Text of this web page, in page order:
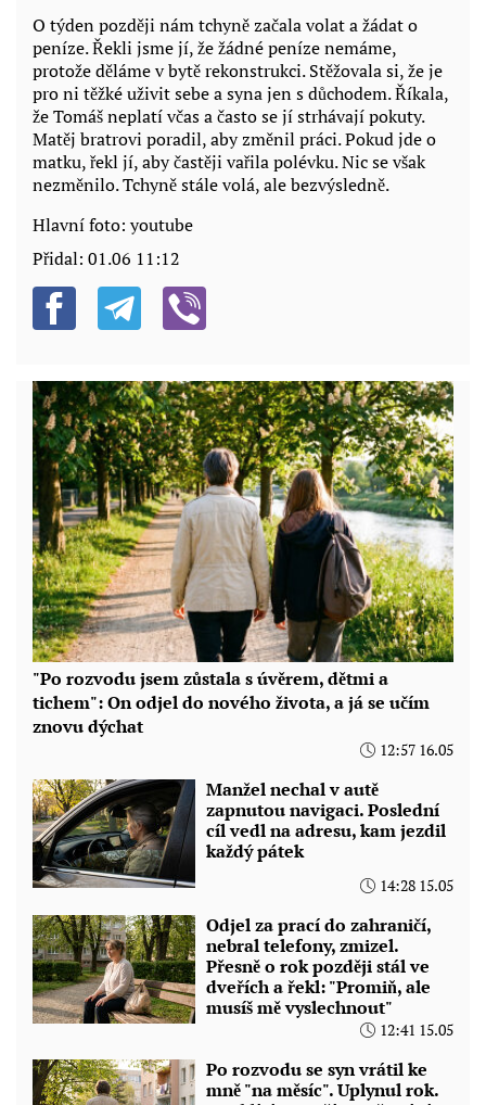
O týden později nám tchyně začala volat a žádat o
peníze. Řekli jsme jí, že žádné peníze nemáme,
protože děláme v bytě rekonstrukci. Stěžovala si, že je
pro ni těžké uživit sebe a syna jen s důchodem. Říkala,
že Tomáš neplatí včas a často se jí strhávají pokuty.
Matěj bratrovi poradil, aby změnil práci. Pokud jde o
matku, řekl jí, aby častěji vařila polévku. Nic se však
nezměnilo. Tchyně stále volá, ale bezvýsledně.
Hlavní foto: youtube
Přidal: 01.06 11:12
"Po rozvodu jsem zůstala s úvěrem, dětmi a
tichem": On odjel do nového života, a já se učím
znovu dýchat
12:57 16.05
Manžel nechal v autě
zapnutou navigaci. Poslední
cíl vedl na adresu, kam jezdil
každý pátek
14:28 15.05
Odjel za prací do zahraničí,
nebral telefony, zmizel.
Přesně o rok později stál ve
dveřích a řekl: "Promiň, ale
musíš mě vyslechnout"
12:41 15.05
Po rozvodu se syn vrátil ke
mně "na měsíc". Uplynul rok.